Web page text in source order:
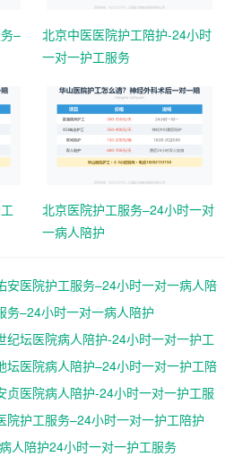
–
北京中医医院护工陪护-24小时
一对一护工服务
北京医院护工服务–24小时一对
一病人陪护
安医院护工服务–24小时一对一病人陪
务–24小时一对一病人陪护
纪坛医院病人陪护-24小时一对一护工
坛医院病人陪护–24小时一对一护工陪
贞医院病人陪护-24小时一对一护工服
院护工服务–24小时一对一护工陪护
人陪护24小时一对一护工服务